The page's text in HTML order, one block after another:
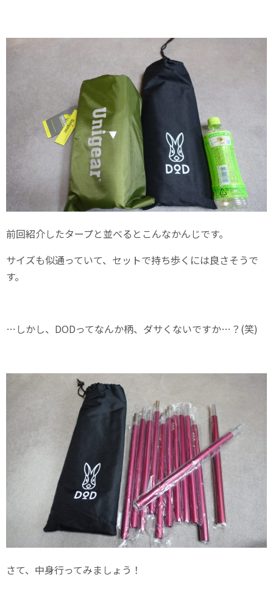
前回紹介したタープと並べるとこんなかんじです。
サイズも似通っていて、セットで持ち歩くには良さそうで
す。
…しかし、DODってなんか柄、ダサくないですか…？(笑)
さて、中身行ってみましょう！